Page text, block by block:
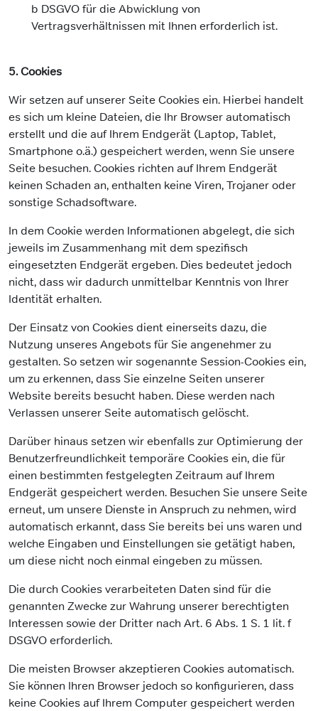
b DSGVO für die Abwicklung von
Vertragsverhältnissen mit Ihnen erforderlich ist.
5. Cookies
Wir setzen auf unserer Seite Cookies ein. Hierbei handelt
es sich um kleine Dateien, die Ihr Browser automatisch
erstellt und die auf Ihrem Endgerät (Laptop, Tablet,
Smartphone o.ä.) gespeichert werden, wenn Sie unsere
Seite besuchen. Cookies richten auf Ihrem Endgerät
keinen Schaden an, enthalten keine Viren, Trojaner oder
sonstige Schadsoftware.
In dem Cookie werden Informationen abgelegt, die sich
jeweils im Zusammenhang mit dem spezifisch
eingesetzten Endgerät ergeben. Dies bedeutet jedoch
nicht, dass wir dadurch unmittelbar Kenntnis von Ihrer
Identität erhalten.
Der Einsatz von Cookies dient einerseits dazu, die
Nutzung unseres Angebots für Sie angenehmer zu
gestalten. So setzen wir sogenannte Session-Cookies ein,
um zu erkennen, dass Sie einzelne Seiten unserer
Website bereits besucht haben. Diese werden nach
Verlassen unserer Seite automatisch gelöscht.
Darüber hinaus setzen wir ebenfalls zur Optimierung der
Benutzerfreundlichkeit temporäre Cookies ein, die für
einen bestimmten festgelegten Zeitraum auf Ihrem
Endgerät gespeichert werden. Besuchen Sie unsere Seite
erneut, um unsere Dienste in Anspruch zu nehmen, wird
automatisch erkannt, dass Sie bereits bei uns waren und
welche Eingaben und Einstellungen sie getätigt haben,
um diese nicht noch einmal eingeben zu müssen.
Die durch Cookies verarbeiteten Daten sind für die
genannten Zwecke zur Wahrung unserer berechtigten
Interessen sowie der Dritter nach Art. 6 Abs. 1 S. 1 lit. f
DSGVO erforderlich.
Die meisten Browser akzeptieren Cookies automatisch.
Sie können Ihren Browser jedoch so konfigurieren, dass
keine Cookies auf Ihrem Computer gespeichert werden